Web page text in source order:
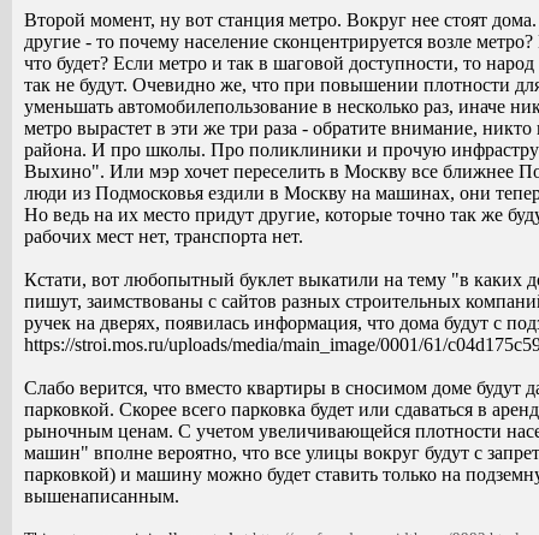
Второй момент, ну вот станция метро. Вокруг нее стоят
другие - то почему население сконцентрируется возле
что будет? Если метро и так в шаговой доступности, то
так не будут. Очевидно же, что при повышении плотности
уменьшать автомобилепользование в несколько раз, иначе
метро вырастет в эти же три раза - обратите внимание,
района. И про школы. Про поликлиники и прочую
Выхино". Или мэр хочет переселить в Москву все ближнее
люди из Подмосковья ездили в Москву на машинах, они
Но ведь на их место придут другие, которые точно так же
рабочих мест нет, транспорта нет.
Кстати, вот любопытный буклет выкатили на тему "в каких
пишут, заимствованы с сайтов разных строительных
ручек на дверях, появилась информация, что дома будут с
https://stroi.mos.ru/uploads/media/main_image/0001/61/
Слабо верится, что вместо квартиры в сносимом доме будут
парковкой. Скорее всего парковка будет или сдаваться в
рыночным ценам. С учетом увеличивающейся плотности
машин" вполне вероятно, что все улицы вокруг будут с
парковкой) и машину можно будет ставить только на
вышенаписанным.